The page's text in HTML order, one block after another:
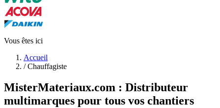
Vous êtes ici
Accueil
/ Chauffagiste
MisterMateriaux.com : Distributeur
multimarques pour tous vos chantiers